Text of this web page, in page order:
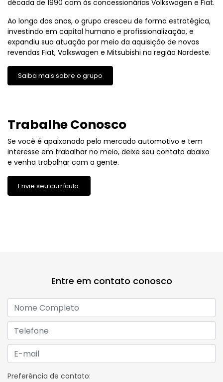
década de 1990 com às concessionárias Volkswagen e Fiat.
Ao longo dos anos, o grupo cresceu de forma estratégica,
investindo em capital humano e profissionalização, e
expandiu sua atuação por meio da aquisição de novas
revendas Fiat, Volkswagen e Mitsubishi na região Nordeste.
Saiba mais sobre o grupo
Trabalhe Conosco
Se você é apaixonado pelo mercado automotivo e tem
interesse em trabalhar no meio, deixe seu contato abaixo
e venha trabalhar com a gente.
Envie seu currículo.
Entre em contato conosco
Preferência de contato: